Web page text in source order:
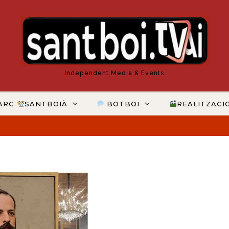
Independent Media & Events
SANTBOIÀ BOTBOI